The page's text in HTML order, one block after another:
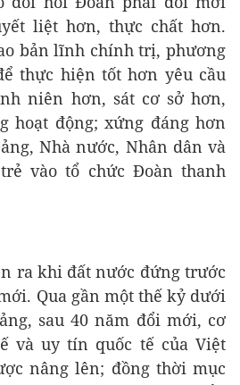
liệt hơn, thực chất hơn.
bản lĩnh chính trị, phương
thực hiện tốt hơn yêu cầu
niên hơn, sát cơ sở hơn,
hoạt động; xứng đáng hơn
Nhà nước, Nhân dân và
vào tổ chức Đoàn thanh
ra khi đất nước đứng trước
Qua gần một thế kỷ dưới
sau 40 năm đổi mới, cơ
và uy tín quốc tế của Việt
nâng lên; đồng thời mục